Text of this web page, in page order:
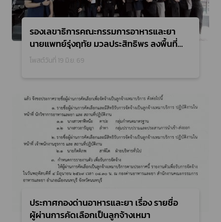
รองเลขาธิการคณะกรรมการอาหารและยา
นายแพทย์รุ่งฤทัย มวลประสิทธิพร ลงพื้นที่
ด่านอาหารและยาลาดกระบัง
โพสต์วันที่ 19 มิ.ย. 69
ประกาศกองด่านอาหารและยา เรื่อง รายชื่อ
ผู้ผ่านการคัดเลือกเป็นลูกจ้างเหมา